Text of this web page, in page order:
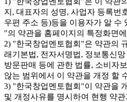
지, 대표자의 성명, 사업자 등록번
우편 주소 등)등을 이용자가 알 수
"의 약관을 홈페이지의 특정화면
2) "한국창업멘토협회"은 약관의
래기본법, 전자서명법, 정보통신
방문판매 등에 관한 법률, 소비자
않는 범위에서 이 약관을 개정 할
3) "한국창업멘토협회"이 약관을
및 개정사유를 명시하여 현행 약